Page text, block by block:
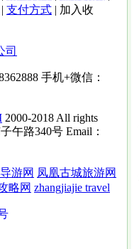
| 支付方式 | 加入收
司
手机+微信：
2000-2018 All rights
午路340号 Email：
游网 凤凰古城旅游网
略网 zhangjiajie travel